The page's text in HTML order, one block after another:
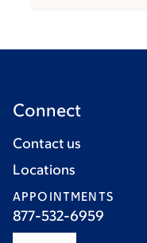
Connect
Contact us
Locations
APPOINTMENTS
877-532-6959